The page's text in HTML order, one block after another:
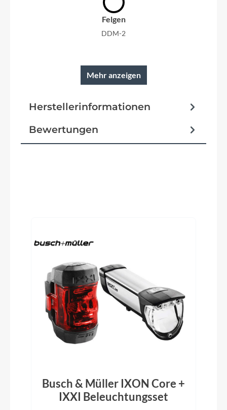
Felgen
DDM-2
SCHWALBE Smart Sam K-Guard 57-622
BULLS MTB Pedale
Modelljahr
2024
BULLS MTB
SHIMANO Deore RD-M5120 shadow+
Mehr anzeigen
Herstellerinformationen
Bewertungen
Busch & Müller IXON Core +
IXXI Beleuchtungsset